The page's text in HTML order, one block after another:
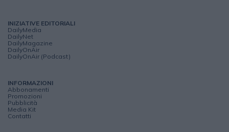
INIZIATIVE EDITORIALI
DailyMedia
DailyNet
DailyMagazine
DailyOnAir
DailyOnAir (Podcast)
INFORMAZIONI
Abbonamenti
Promozioni
Pubblicità
Media Kit
Contatti